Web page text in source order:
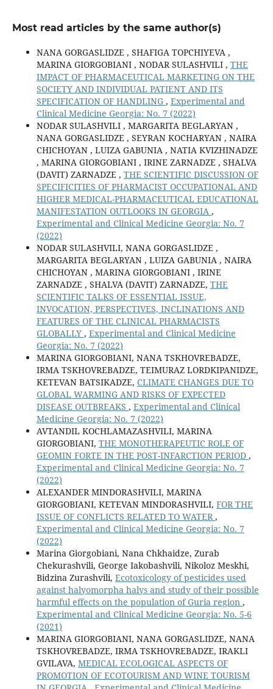
Most read articles by the same author(s)
NANA GORGASLIDZE , SHAFIGA TOPCHIYEVA ,
MARINA GIORGOBIANI , NODAR SULASHVILI , THE
IMPACT OF PHARMACEUTICAL MARKETING ON THE
SOCIETY AND INDIVIDUAL PATIENT AND ITS
SPECIFICATION OF HANDLING , Experimental and
Clinical Medicine Georgia: No. 7 (2022)
NODAR SULASHVILI , MARGARITA BEGLARYAN ,
NANA GORGASLIDZE , SEYRAN KOCHARYAN , NAIRA
CHICHOYAN , LUIZA GABUNIA , NATIA KVIZHINADZE
, MARINA GIORGOBIANI , IRINE ZARNADZE , SHALVA
(DAVIT) ZARNADZE , THE SCIENTIFIC DISCUSSION OF
SPECIFICITIES OF PHARMACIST OCCUPATIONAL AND
HIGHER MEDICAL-PHARMACEUTICAL EDUCATIONAL
MANIFESTATION OUTLOOKS IN GEORGIA ,
Experimental and Clinical Medicine Georgia: No. 7
(2022)
NODAR SULASHVILI, NANA GORGASLIDZE ,
MARGARITA BEGLARYAN , LUIZA GABUNIA , NAIRA
CHICHOYAN , MARINA GIORGOBIANI , IRINE
ZARNADZE , SHALVA (DAVIT) ZARNADZE, THE
SCIENTIFIC TALKS OF ESSENTIAL ISSUE,
INVOCATION, PERSPECTIVES, INCLINATIONS AND
FEATURES OF THE CLINICAL PHARMACISTS
GLOBALLY , Experimental and Clinical Medicine
Georgia: No. 7 (2022)
MARINA GIORGOBIANI, NANA TSKHOVREBADZE,
IRMA TSKHOVREBADZE, TEIMURAZ LORDKIPANIDZE,
KETEVAN BATSIKADZE, CLIMATE CHANGES DUE TO
GLOBAL WARMING AND RISKS OF EXPECTED
DISEASE OUTBREAKS , Experimental and Clinical
Medicine Georgia: No. 7 (2022)
AVTANDIL KOCHLAMAZASHVILI, MARINA
GIORGOBIANI, THE MONOTHERAPEUTIC ROLE OF
GEOMIN FORTE IN THE POST-INFARCTION PERIOD ,
Experimental and Clinical Medicine Georgia: No. 7
(2022)
ALEXANDER MINDORASHVILI, MARINA
GIORGOBIANI, KETEVAN MINDORASHVILI, FOR THE
ISSUE OF CONFLICTS RELATED TO WATER,
Experimental and Clinical Medicine Georgia: No. 7
(2022)
Marina Giorgobiani, Nana Chkhaidze, Zurab
Chekurashvili, George Iakobashvili, Nikoloz Meskhi,
Bidzina Zurashvili, Ecotoxicology of pesticides used
against halyomorpha halys and study of their possible
harmful effects on the population of Guria region ,
Experimental and Clinical Medicine Georgia: No. 5-6
(2021)
MARINA GIORGOBIANI, NANA GORGASLIDZE, NANA
TSKHOVREBADZE, IRMA TSKHOVREBADZE, IRAKLI
GVILAVA, MEDICAL ECOLOGICAL ASPECTS OF
PROMOTION OF ECOTOURISM AND WINE TOURISM